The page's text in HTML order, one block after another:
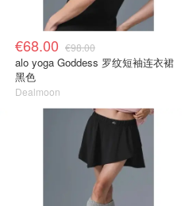
€68.00 €98.00
alo yoga Goddess 罗纹短袖连衣裙
黑色
Dealmoon